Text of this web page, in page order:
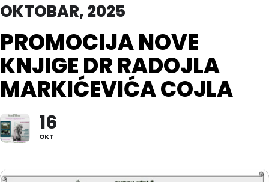
OKTOBAR, 2025
PROMOCIJA NOVE
KNJIGE DR RADOJLA
MARKIĆEVIĆA COJLA
16
OKT